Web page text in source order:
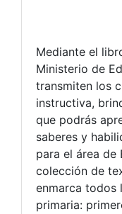
Mediante el
Ministerio de
transmiten los
instructiva,
que podrás
saberes y
para el área de
colección de
enmarca todos
primaria: